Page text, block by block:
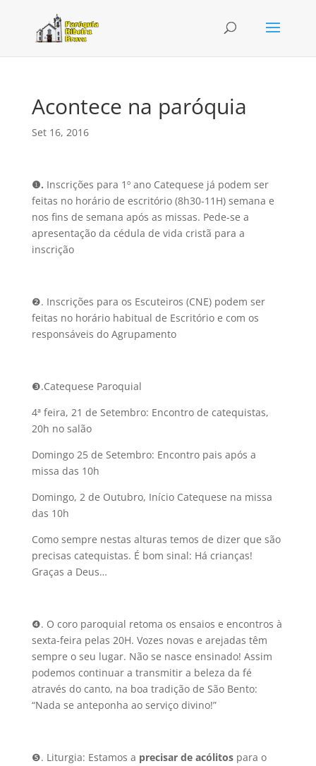
Acontece na paróquia
Set 16, 2016
❶. Inscrições para 1º ano Catequese já podem ser
feitas no horário de escritório (8h30-11H) semana e
nos fins de semana após as missas. Pede-se a
apresentação da cédula de vida cristã para a
inscrição
❷. Inscrições para os Escuteiros (CNE) podem ser
feitas no horário habitual de Escritório e com os
responsáveis do Agrupamento
❸.Catequese Paroquial
4ª feira, 21 de Setembro: Encontro de catequistas,
20h no salão
Domingo 25 de Setembro: Encontro pais após a
missa das 10h
Domingo, 2 de Outubro, Início Catequese na missa
das 10h
Como sempre nestas alturas temos de dizer que são
precisas catequistas. É bom sinal: Há crianças!
Graças a Deus…
❹. O coro paroquial retoma os ensaios e encontros à
sexta-feira pelas 20H. Vozes novas e arejadas têm
sempre o seu lugar. Não se nasce ensinado! Assim
podemos continuar a transmitir a beleza da fé
através do canto, na boa tradição de São Bento:
“Nada se anteponha ao serviço divino!”
❺. Liturgia: Estamos a precisar de acólitospara o